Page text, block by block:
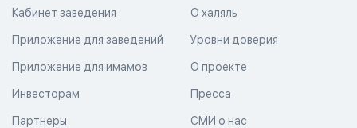
О халяль
Уровни доверия
Кабинет заведения
Приложение для заведений
Приложение для имамов О проекте
Пресса
СМИ о нас
Инвесторам
Партнеры